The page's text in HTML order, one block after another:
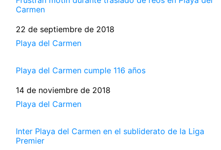
Carmen
Fecha
22 de septiembre de 2018
Respecto a
Playa del Carmen
Playa del Carmen cumple 116 años
Fecha
14 de noviembre de 2018
Respecto a
Playa del Carmen
Inter Playa del Carmen en el subliderato de la Liga
Premier